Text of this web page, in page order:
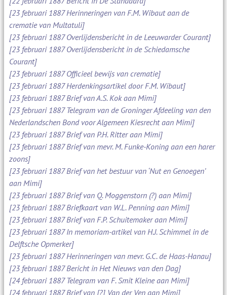
[23 februari 1887 Herinneringen van F.M. Wibaut aan de
crematie van Multatuli]
[23 februari 1887 Overlijdensbericht in de Leeuwarder Courant]
[23 februari 1887 Overlijdensbericht in de Schiedamsche
Courant]
[23 februari 1887 Officieel bewijs van crematie]
[23 februari 1887 Herdenkingsartikel door F.M. Wibaut]
[23 februari 1887 Brief van A.S. Kok aan Mimi]
[23 februari 1887 Telegram van de Groninger Afdeeling van den
Nederlandschen Bond voor Algemeen Kiesrecht aan Mimi]
[23 februari 1887 Brief van P.H. Ritter aan Mimi]
[23 februari 1887 Brief van mevr. M. Funke-Koning aan een harer
zoons]
[23 februari 1887 Brief van het bestuur van ‘Nut en Genoegen’
aan Mimi]
[23 februari 1887 Brief van Q. Moggenstorn (?) aan Mimi]
[23 februari 1887 Briefkaart van W.L. Penning aan Mimi]
[23 februari 1887 Brief van F.P. Schuitemaker aan Mimi]
[23 februari 1887 In memoriam-artikel van H.J. Schimmel in de
Delftsche Opmerker]
[23 februari 1887 Herinneringen van mevr. G.C. de Haas-Hanau]
[23 februari 1887 Bericht in Het Nieuws van den Dag]
[24 februari 1887 Telegram van F. Smit Kleine aan Mimi]
[24 februari 1887 Brief van [?] Van der Ven aan Mimi]